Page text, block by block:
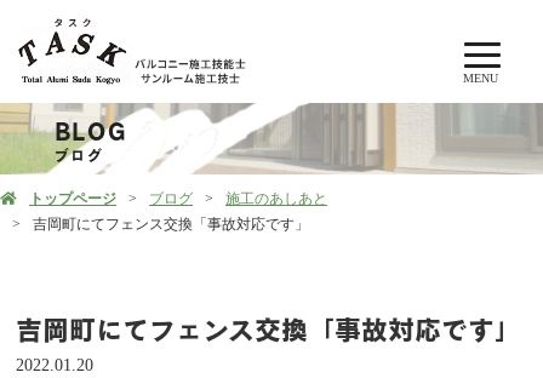
MENU
BLOG
ブログ
トップページ ブログ
施工のあしあと
吉岡町にてフェンス交換「事故対応です」
吉岡町にてフェンス交換「事故対応です」
2022.01.20